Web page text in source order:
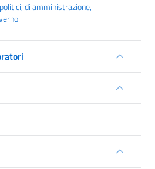
di amministrazione,